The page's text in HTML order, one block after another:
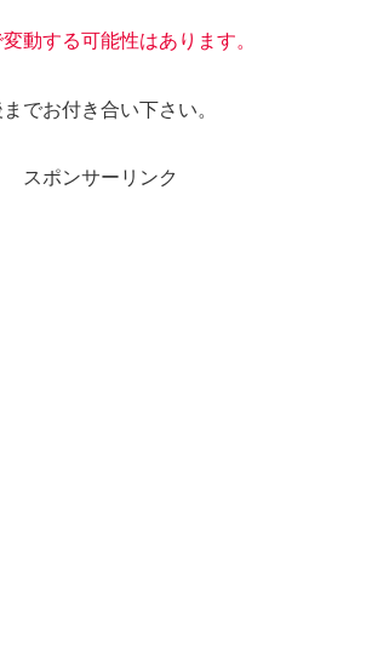
動する可能性はあります。
でお付き合い下さい。
スポンサーリンク